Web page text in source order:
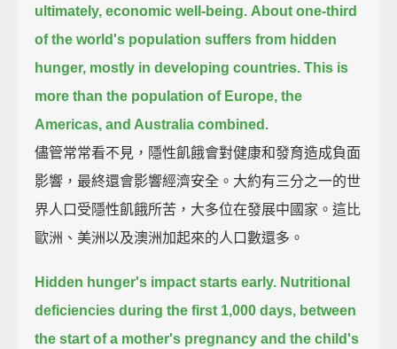
ultimately, economic well-being. About one-third
of the world's population suffers from hidden
hunger, mostly in developing countries. This is
more than the population of Europe, the
Americas, and Australia combined.
儘管常常看不見，隱性飢餓會對健康和發育造成負面
影響，最終還會影響經濟安全。大約有三分之一的世
界人口受隱性飢餓所苦，大多位在發展中國家。這比
歐洲、美洲以及澳洲加起來的人口數還多。
Hidden hunger's impact starts early. Nutritional
deficiencies during the first 1,000 days, between
the start of a mother's pregnancy and the child's